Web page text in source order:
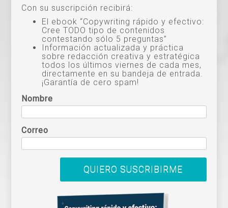
Con su suscripción recibirá:
El ebook “Copywriting rápido y efectivo:
Cree TODO tipo de contenidos
contestando sólo 5 preguntas”
Información actualizada y práctica
sobre redacción creativa y estratégica
todos los últimos viernes de cada mes,
directamente en su bandeja de entrada.
¡Garantía de cero spam!
Nombre
Correo